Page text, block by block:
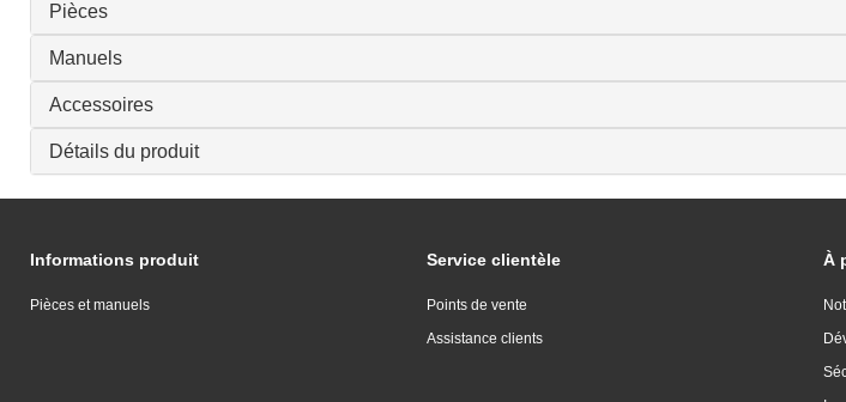
Pièces
Manuels
Accessoires
Détails du produit
Informations produit
Pièces et manuels
Service clientèle
Points de vente
Assistance clients
À